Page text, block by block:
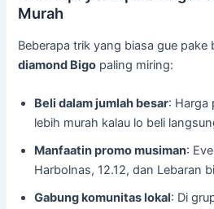
Murah
Beberapa trik yang biasa gue
diamond Bigo paling miring:
Beli dalam jumlah besar: Harga
lebih murah kalau lo beli
Manfaatin promo musiman:
Harbolnas, 12.12, dan Lebaran
Gabung komunitas lokal: Di